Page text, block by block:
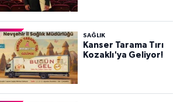
SAĞLIK
Kanser Tarama Tırı
Kozaklı'ya Geliyor!